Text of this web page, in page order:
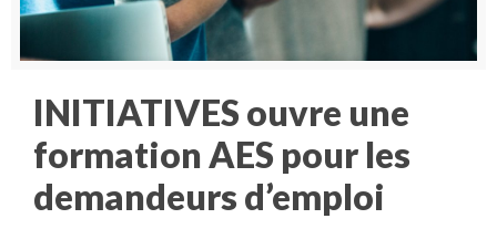
INITIATIVES ouvre une
formation AES pour les
demandeurs d’emploi